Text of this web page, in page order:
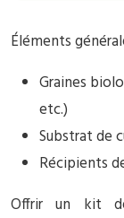
Éléments
Graines
etc.)
Substrat de
Récipients
Offrir un kit